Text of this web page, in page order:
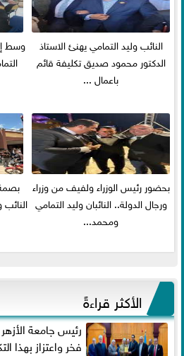
النائب وليد التمامي يهنئ الاستاذ
الدكتور محمود صديق تكليفة قائم
باعمال ...
وسط
بحضور رئيس الوزراء ولفيف من وزراء
ورجال الدولة.. النائبان وليد التمامي
ومحمد...
الأكثر قراءةً
رئيس جامعة
فخر واعتزاز بهذا